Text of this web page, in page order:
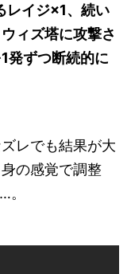
イジ×1、続い
ィズ塔に攻撃さ
発ずつ断続的に
レでも結果が大
の感覚で調整
。